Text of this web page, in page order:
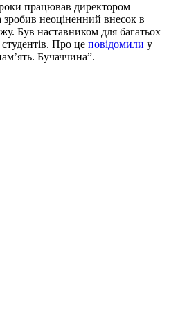
працював директором
зробив неоціненний внесок в
Був наставником для багатьох
студентів. Про це повідомили у
Бучаччина”.